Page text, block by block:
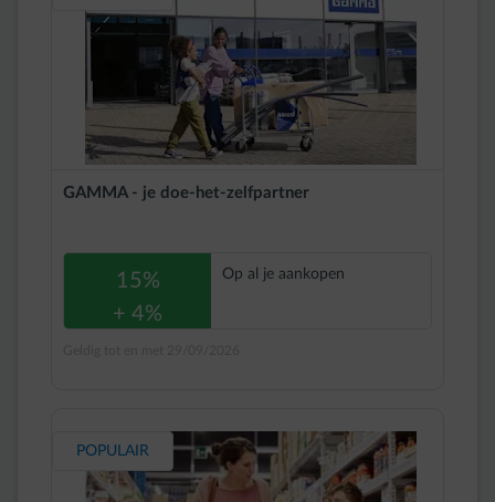
GAMMA - je doe-het-zelfpartner
15%
+ 4%
Op al je aankopen
POPULAIR